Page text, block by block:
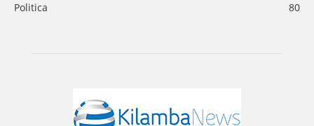
Politica
80